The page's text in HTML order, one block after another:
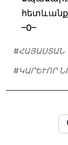
–0–
#ՀԱՅԱՍՏԱՆ
#ԿԱՐԵՒՈՐ